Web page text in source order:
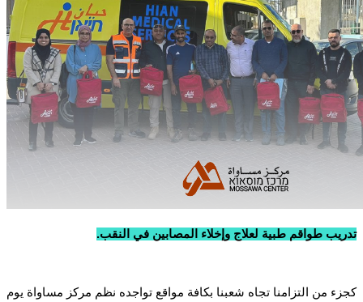
تدريب طواقم طبية لعلاج وإخلاء المصابين في النقب.
كجزء من التزامنا تجاه شعبنا بكافة مواقع تواجده نظم مركز مساواة يوم